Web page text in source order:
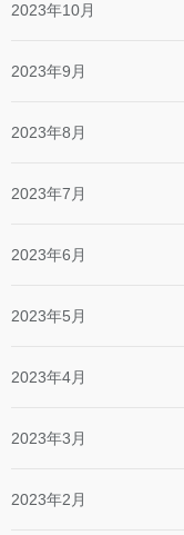
2023年10月
2023年9月
2023年8月
2023年7月
2023年6月
2023年5月
2023年4月
2023年3月
2023年2月